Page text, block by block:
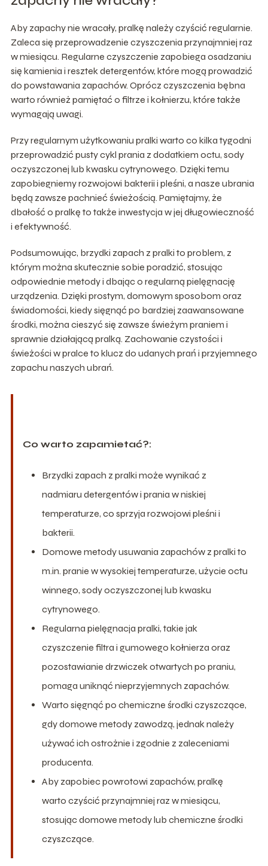
Aby zapachy nie wracały, pralkę należy czyścić regularnie.
Zaleca się przeprowadzenie czyszczenia przynajmniej raz
w miesiącu. Regularne czyszczenie zapobiega osadzaniu
się kamienia i resztek detergentów, które mogą prowadzić
do powstawania zapachów. Oprócz czyszczenia bębna
warto również pamiętać o filtrze i kołnierzu, które także
wymagają uwagi.
Przy regularnym użytkowaniu pralki warto co kilka tygodni
przeprowadzić pusty cykl prania z dodatkiem octu, sody
oczyszczonej lub kwasku cytrynowego. Dzięki temu
zapobiegniemy rozwojowi bakterii i pleśni, a nasze ubrania
będą zawsze pachnieć świeżością. Pamiętajmy, że
dbałość o pralkę to także inwestycja w jej długowieczność
i efektywność.
Podsumowując, brzydki zapach z pralki to problem, z
którym można skutecznie sobie poradzić, stosując
odpowiednie metody i dbając o regularną pielęgnację
urządzenia. Dzięki prostym, domowym sposobom oraz
świadomości, kiedy sięgnąć po bardziej zaawansowane
środki, można cieszyć się zawsze świeżym praniem i
sprawnie działającą pralką. Zachowanie czystości i
świeżości w pralce to klucz do udanych prań i przyjemnego
zapachu naszych ubrań.
Co warto zapamietać?:
Brzydki zapach z pralki może wynikać z
nadmiaru detergentów i prania w niskiej
temperaturze, co sprzyja rozwojowi pleśni i
bakterii.
Domowe metody usuwania zapachów z pralki to
m.in. pranie w wysokiej temperaturze, użycie octu
winnego, sody oczyszczonej lub kwasku
cytrynowego.
Regularna pielęgnacja pralki, takie jak
czyszczenie filtra i gumowego kołnierza oraz
pozostawianie drzwiczek otwartych po praniu,
pomaga uniknąć nieprzyjemnych zapachów.
Warto sięgnąć po chemiczne środki czyszczące,
gdy domowe metody zawodzą, jednak należy
używać ich ostrożnie i zgodnie z zaleceniami
producenta.
Aby zapobiec powrotowi zapachów, pralkę
warto czyścić przynajmniej raz w miesiącu,
stosując domowe metody lub chemiczne środki
czyszczące.